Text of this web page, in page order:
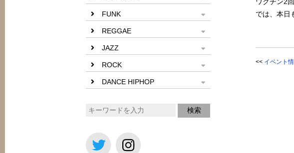
FUNK
REGGAE
JAZZ
ROCK
DANCE HIPHOP
では、本日
<< イベント